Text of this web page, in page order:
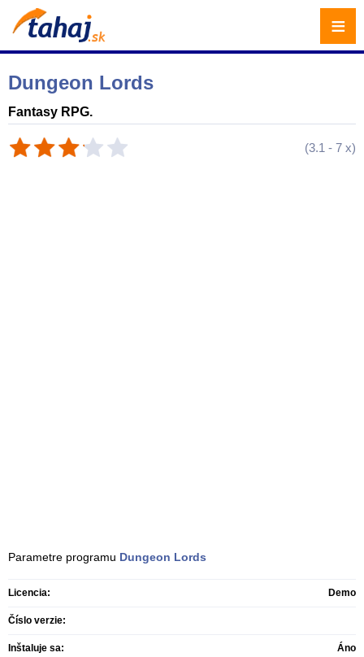
Dungeon Lords
Fantasy RPG.
(3.1 - 7 x)
Parametre programu Dungeon Lords
Licencia: Demo
Číslo verzie:
Inštaluje sa: Áno
≡